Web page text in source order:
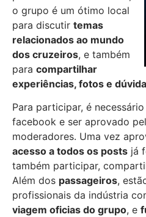
o grupo é um ótimo local
para discutir temas
relacionados ao mundo
dos cruzeiros, e também
para compartilhar
experiências, fotos e
Para participar, é
facebook e ser aprovado
moderadores. Uma vez
acesso a todos os posts já
também participar,
Além dos passageiros,
profissionais da indústria
viagem oficias do grupo, e